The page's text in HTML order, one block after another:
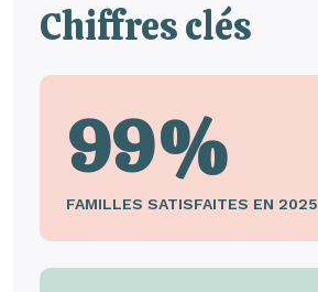
Chiffres clés
99%
FAMILLES SATISFAITES EN 2025